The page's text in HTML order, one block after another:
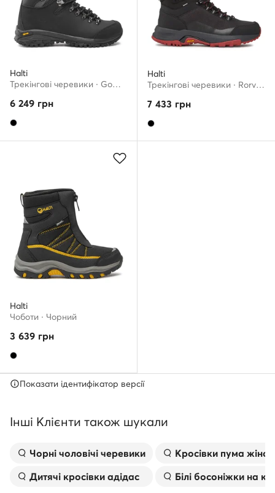
Halti
Трекінгові черевики · Gompa Dx 054-2238 · Чорний
6 249 грн
Halti
Трекінгові черевики · Rorvik Mid Drymaxx 054-2805 · Чорний
7 433 грн
Halti
Чоботи · Чорний
3 639 грн
Показати ідентифікатор версії
Інші Клієнти також шукали
Чорні чоловічі черевики
Дитячі кросівки адідас
Kросівки пума
Білі босоніжки на